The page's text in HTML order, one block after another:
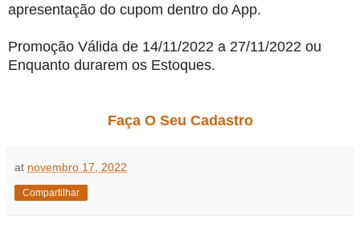
apresentação do cupom dentro do App.
Promoção Válida de 14/11/2022 a 27/11/2022 ou
Enquanto durarem os Estoques.
Faça O Seu Cadastro
at novembro 17, 2022
Compartilhar